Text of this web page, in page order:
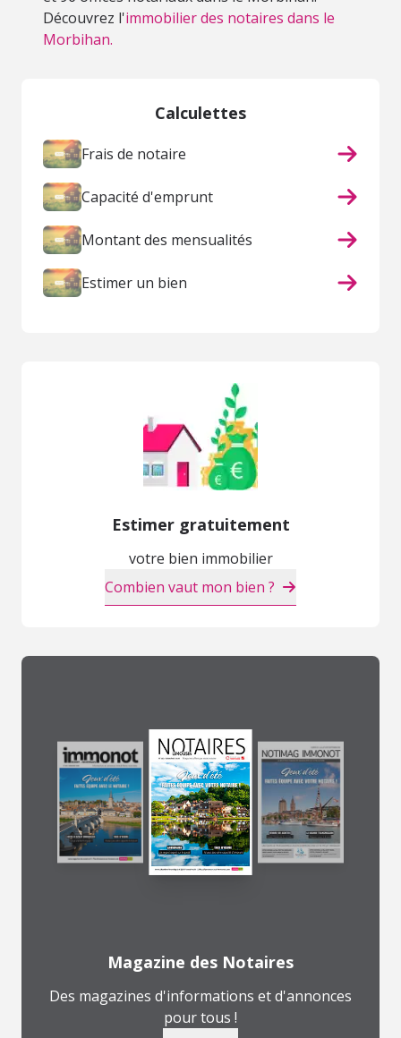
Découvrez l'immobilier des notaires dans le
Morbihan.
Calculettes
Frais de notaire
Capacité d'emprunt
Montant des mensualités
Estimer un bien
Estimer gratuitement
votre bien immobilier
Combien vaut mon bien ?
Magazine des Notaires
Des magazines d'informations et d'annonces
pour tous !